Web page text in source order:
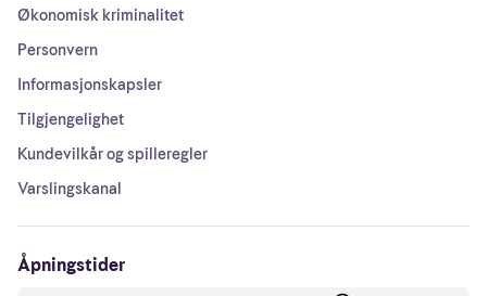
Økonomisk kriminalitet
Personvern
Informasjonskapsler
Tilgjengelighet
Kundevilkår og spilleregler
Varslingskanal
Åpningstider